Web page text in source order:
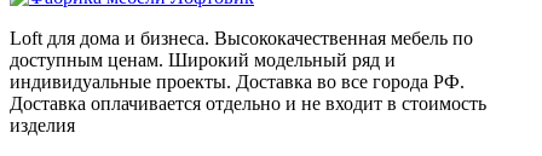
Loft для дома и бизнеса. Высококачественная мебель по
доступным ценам. Широкий модельный ряд и
индивидуальные проекты. Доставка во все города РФ.
Доставка оплачивается отдельно и не входит в стоимость
изделия